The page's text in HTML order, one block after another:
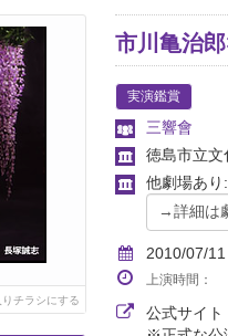
りチラシにする
市川亀治
実演鑑賞
三響會
徳島市立文
他劇場あり:
2010/07/
上演時間：
公式サイト